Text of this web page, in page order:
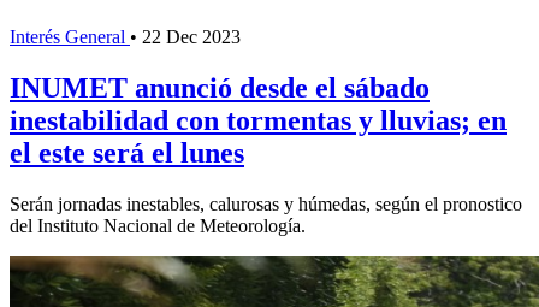
Interés General • 22 Dec 2023
INUMET anunció desde el sábado
inestabilidad con tormentas y lluvias; en
el este será el lunes
Serán jornadas inestables, calurosas y húmedas, según el pronostico
del Instituto Nacional de Meteorología.